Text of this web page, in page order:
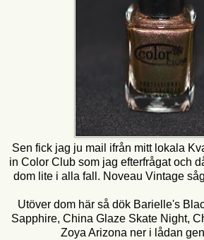
Sen fick jag ju mail ifrån mitt lokala
in Color Club som jag efterfrågat och
dom lite i alla fall. Noveau Vintage
Utöver dom här så dök Barielle's
Sapphire, China Glaze Skate Night,
Zoya Arizona ner i lådan